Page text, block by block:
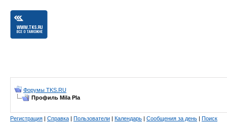
Форумы TKS.RU
Профиль Mila Pla
Регистрация | Справка | Пользователи | Календарь | Сообщения за день | Поиск